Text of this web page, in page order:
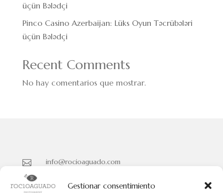
Gestionar consentimiento
üçün Bələdçi
Pinco Casino Azerbaijan: Lüks Oyun Təcrübələri
üçün Bələdçi
Recent Comments
No hay comentarios que mostrar.

info@rocioaguado.com
